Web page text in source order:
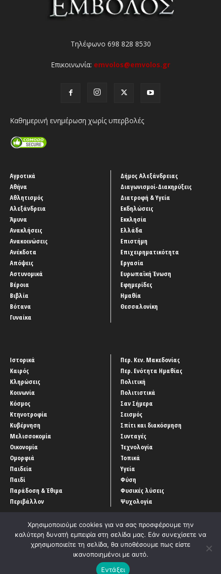
Τηλέφωνο 698 828 8530
Επικοινωνία: emvolos@emvolos.gr
Καθημερινή ενημέρωση χωρίς υπερβολές
Αγροτικά
Αθήνα
Αθλητισμός
Αλεξάνδρεια
Άμυνα
Ανακλήσεις
Ανακοινώσεις
Ανέκδοτα
Απόψεις
Αστυνομικά
Βέροια
Βιβλία
Βότανα
Γυναίκα
Δήμος Αλεξάνδρειας
Διαγωνισμοί-Διακηρύξεις
Διατροφή & Υγεία
Εκδηλώσεις
Εκκλησία
Ελλάδα
Επιστήμη
Επιχειρηματικότητα
Εργασία
Ευρωπαϊκή Ένωση
Εφημερίδες
Ημαθία
Θεσσαλονίκη
Ιστορικά
Καιρός
Κληρώσεις
Κοινωνία
Κόσμος
Κτηνοτροφία
Κυβέρνηση
Μελισσοκομία
Οικονομία
Ομορφιά
Παιδεία
Παιδί
Παράδοση & Έθιμα
Περιβάλλον
Περ. Κεν. Μακεδονίας
Περ. Ενότητα Ημαθίας
Πολιτική
Πολιτιστικά
Σαν Σήμερα
Σεισμός
Σπίτι και διακόσμηση
Συνταγές
Τεχνολογία
Τοπικά
Υγεία
Φύση
Φυσικές λύσεις
Ψυχολογία
‘Οροι χρήσης Αρχείο Άρθρων
Entercom Technologies
Χρησιμοποιούμε cookies για να σας προσφέρουμε την
καλύτερη δυνατή εμπειρία στη σελίδα μας. Εάν συνεχίσετε να
χρησιμοποιείτε τη σελίδα, θα υποθέσουμε πως είστε
ικανοποιημένοι με αυτό.
Εντάξει